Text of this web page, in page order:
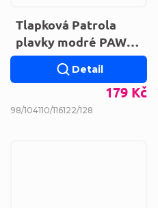
Tlapková Patrola
plavky modré PAW
52 44 2952
179 Kč
Detail
98/104110/116122/128